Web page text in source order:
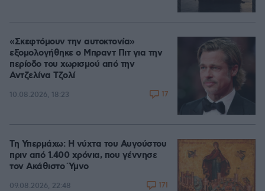
«Σκεφτόμουν την αυτοκτονία»
εξομολογήθηκε ο Μπραντ Πιτ για την
περίοδο του χωρισμού από την
Αντζελίνα Τζολί
10.08.2026, 18:23 17
Τη Υπερμάχω: Η νύχτα του Αυγούστου
πριν από 1.400 χρόνια, που γέννησε
τον Ακάθιστο Ύμνο
09.08.2026, 22:48 171